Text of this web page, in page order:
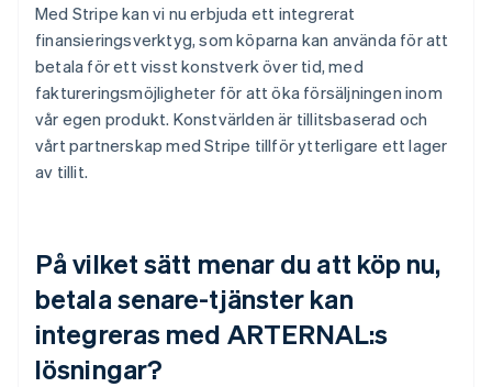
Med Stripe kan vi nu erbjuda ett integrerat
finansieringsverktyg, som köparna kan använda för att
betala för ett visst konstverk över tid, med
faktureringsmöjligheter för att öka försäljningen inom
vår egen produkt. Konstvärlden är tillitsbaserad och
vårt partnerskap med Stripe tillför ytterligare ett lager
av tillit.
På vilket sätt menar du att köp nu,
betala senare-tjänster kan
integreras med ARTERNAL:s
lösningar?